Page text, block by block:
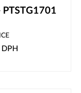
PTSTG1701
DPH